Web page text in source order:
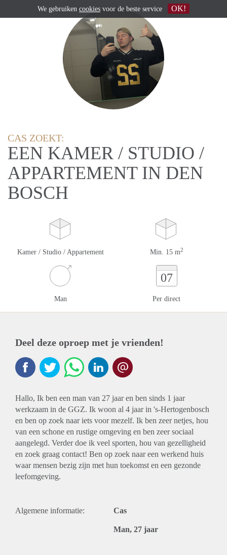
CAS ZOEKT:
EEN KAMER / STUDIO /
APPARTEMENT IN DEN
BOSCH
Kamer / Studio / Appartement Min. 15 m2
Man
07
Per direct
Deel deze oproep met je vrienden!
Hallo, Ik ben een man van 27 jaar en ben sinds 1 jaar
werkzaam in de GGZ. Ik woon al 4 jaar in 's-Hertogenbosch
en ben op zoek naar iets voor mezelf. Ik ben zeer netjes, hou
van een schone en rustige omgeving en ben zeer sociaal
aangelegd. Verder doe ik veel sporten, hou van gezelligheid
en zoek graag contact! Ben op zoek naar een werkend huis
waar mensen bezig zijn met hun toekomst en een gezonde
leefomgeving.
Algemene informatie: Cas
Man, 27 jaar
We gebruiken cookies voor de beste service OK!